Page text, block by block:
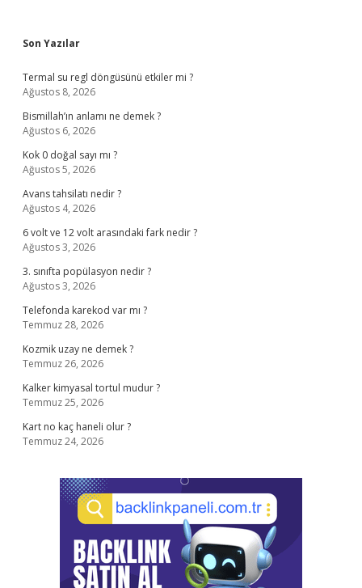
Sidebar
Son Yazılar
Termal su regl döngüsünü etkiler mi ?
Ağustos 8, 2026
Bismillah’ın anlamı ne demek ?
Ağustos 6, 2026
Kok 0 doğal sayı mı ?
Ağustos 5, 2026
Avans tahsilatı nedir ?
Ağustos 4, 2026
6 volt ve 12 volt arasındaki fark nedir ?
Ağustos 3, 2026
3. sınıfta popülasyon nedir ?
Ağustos 3, 2026
Telefonda karekod var mı ?
Temmuz 28, 2026
Kozmik uzay ne demek ?
Temmuz 26, 2026
Kalker kimyasal tortul mudur ?
Temmuz 25, 2026
Kart no kaç haneli olur ?
Temmuz 24, 2026